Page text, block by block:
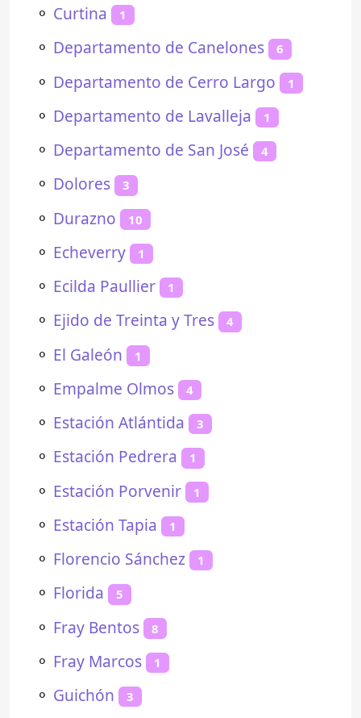
⚬ Curtina 1
⚬ Departamento de Canelones 6
⚬ Departamento de Cerro Largo 1
⚬ Departamento de Lavalleja 1
⚬ Departamento de San José 4
⚬ Dolores 3
⚬ Durazno 10
⚬ Echeverry 1
⚬ Ecilda Paullier 1
⚬ Ejido de Treinta y Tres 4
⚬ El Galeón 1
⚬ Empalme Olmos 4
⚬ Estación Atlántida 3
⚬ Estación Pedrera 1
⚬ Estación Porvenir 1
⚬ Estación Tapia 1
⚬ Florencio Sánchez 1
⚬ Florida 5
⚬ Fray Bentos 8
⚬ Fray Marcos 1
⚬ Guichón 3